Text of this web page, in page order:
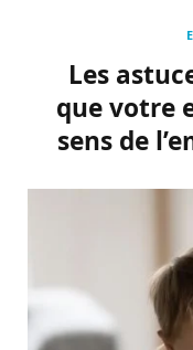
Les
que votre
sens de